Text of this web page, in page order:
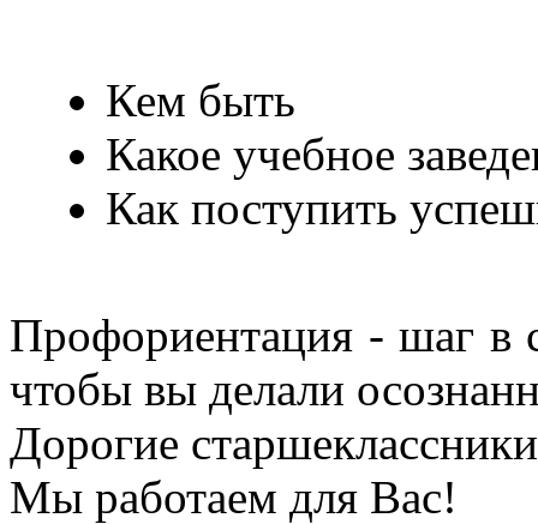
Кем быть
Какое учебное
Как поступить
Профориентация - шаг в
чтобы вы делали
Дорогие
Мы работаем для Вас!